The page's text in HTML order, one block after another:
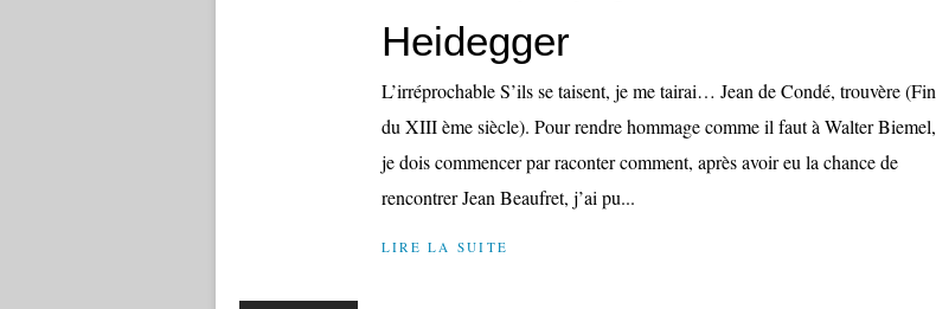
Heidegger
L’irréprochable S’ils se taisent, je me tairai… Jean de Condé, trouvère (Fin
du XIII ème siècle). Pour rendre hommage comme il faut à Walter Biemel,
je dois commencer par raconter comment, après avoir eu la chance de
rencontrer Jean Beaufret, j’ai pu...
LIRE LA SUITE